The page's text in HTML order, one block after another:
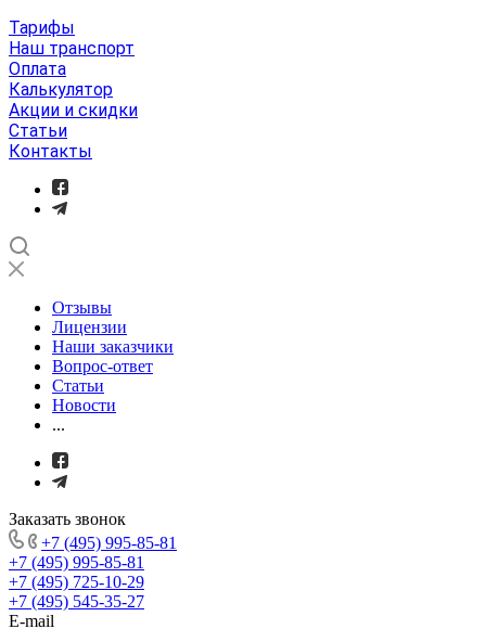
Тарифы
Наш транспорт
Оплата
Калькулятор
Акции и скидки
Статьи
Контакты
Отзывы
Лицензии
Наши заказчики
Вопрос-ответ
Статьи
Новости
...
Заказать звонок
+7 (495) 995-85-81
+7 (495) 995-85-81
+7 (495) 725-10-29
+7 (495) 545-35-27
E-mail